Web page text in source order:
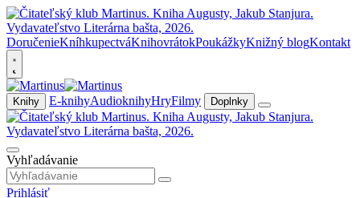
DoručenieKníhkupectváKnihovrátokPoukážkyKnižný blogKontakt
Knihy E-knihyAudioknihyHryFilmy Doplnky
Vyhľadávanie
Prihlásiť